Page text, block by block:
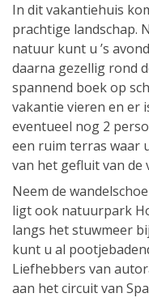
In dit vakantiehuis
prachtige landschap.
natuur kunt u ’s
daarna gezellig rond
spannend boek op
vakantie vieren en er
eventueel nog 2
een ruim terras waar
van het gefluit van de
Neem de
ligt ook natuurpark
langs het stuwmeer
kunt u al
Liefhebbers van
aan het circuit van